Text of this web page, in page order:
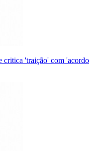
critica 'traição' com 'acordo